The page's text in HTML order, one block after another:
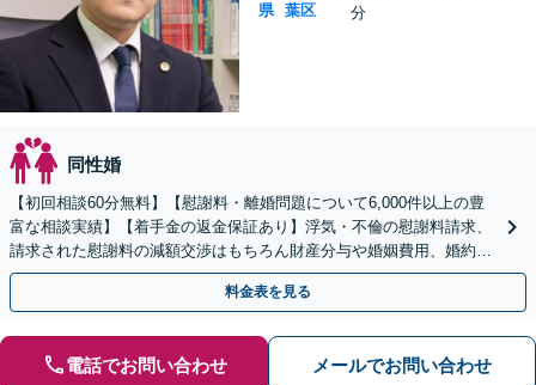
県
葉区
分
同性婚
【初回相談60分無料】【慰謝料・離婚問題について6,000件以上の豊
富な相談実績】【着手金の返金保証あり】浮気・不倫の慰謝料請求、
請求された慰謝料の減額交渉はもちろん財産分与や婚姻費用、婚約破
棄など様々な離婚・男女問題の解決実績が豊富です。
料金表を見る
電話でお問い合わせ メールでお問い合わせ